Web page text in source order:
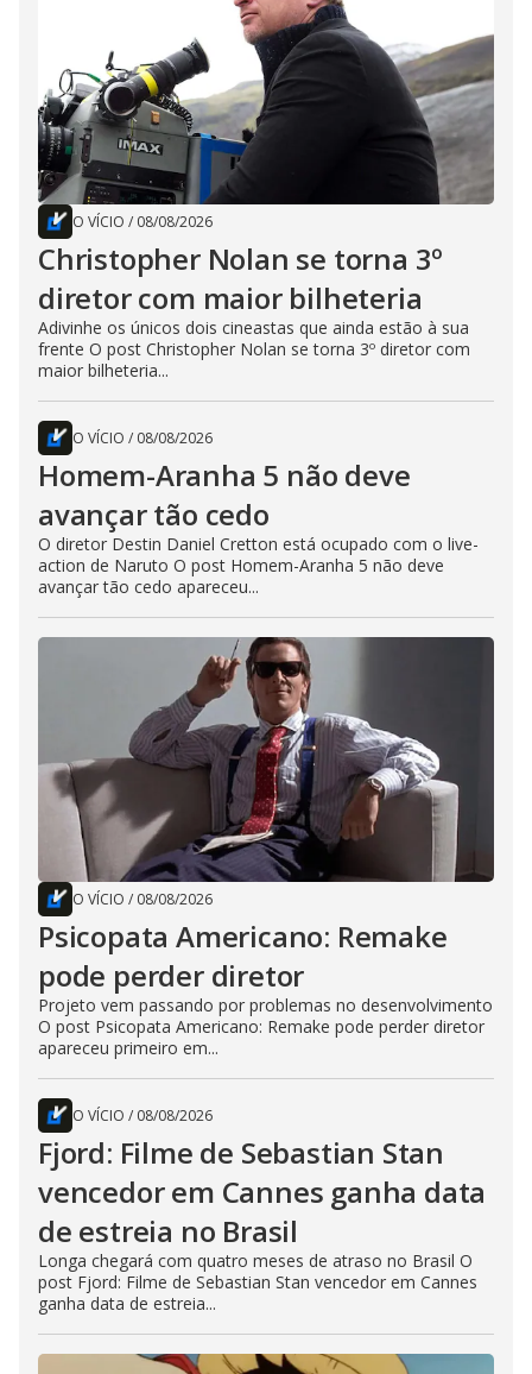
O VÍCIO / 08/08/2026
Christopher Nolan se torna 3º
diretor com maior bilheteria
Adivinhe os únicos dois cineastas que ainda estão à sua
frente O post Christopher Nolan se torna 3º diretor com
maior bilheteria...
O VÍCIO / 08/08/2026
Homem-Aranha 5 não deve
avançar tão cedo
O diretor Destin Daniel Cretton está ocupado com o live-
action de Naruto O post Homem-Aranha 5 não deve
avançar tão cedo apareceu...
O VÍCIO / 08/08/2026
Psicopata Americano: Remake
pode perder diretor
Projeto vem passando por problemas no desenvolvimento
O post Psicopata Americano: Remake pode perder diretor
apareceu primeiro em...
O VÍCIO / 08/08/2026
Fjord: Filme de Sebastian Stan
vencedor em Cannes ganha data
de estreia no Brasil
Longa chegará com quatro meses de atraso no Brasil O
post Fjord: Filme de Sebastian Stan vencedor em Cannes
ganha data de estreia...